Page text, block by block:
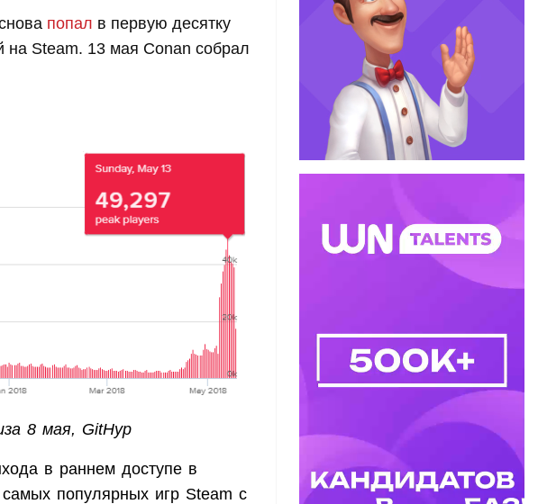
попал в первую десятку
на Steam. 13 мая Conan собрал
8 мая, GitHyp
в раннем доступе в
популярных игр Steam с